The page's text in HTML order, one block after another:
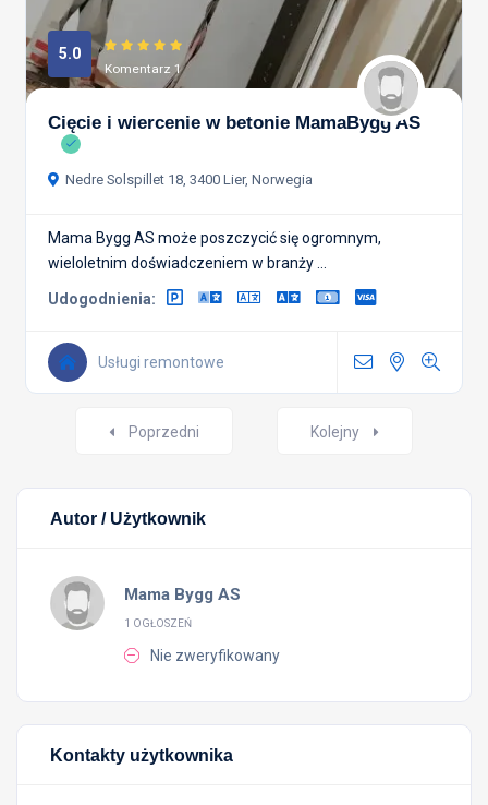
5.0
Komentarz 1
Cięcie i wiercenie w betonie MamaBygg AS
Nedre Solspillet 18, 3400 Lier, Norwegia
Mama Bygg AS może poszczycić się ogromnym,
wieloletnim doświadczeniem w branży ...
Udogodnienia:
Usługi remontowe
NawigacjaPoprzedni Kolejny
Autor / Użytkownik
Mama Bygg AS
1 OGŁOSZEŃ
Nie zweryfikowany
Kontakty użytkownika